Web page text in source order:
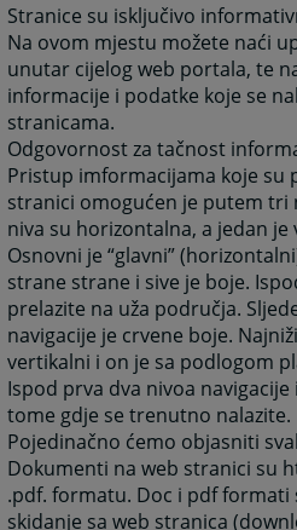
Stranice su isključivo
Na ovom mjestu možete naći
unutar cijelog web portala, te
informacije i podatke koje se
stranicama.
Odgovornost za tačnost
Pristup imformacijama koje su
stranici omogućen je putem tri
niva su horizontalna, a jedan je
Osnovni je “glavni”
strane strane i sive je boje.
prelazite na uža područja.
navigacije je crvene boje.
vertikalni i on je sa podlogom
Ispod prva dva nivoa
tome gdje se trenutno nalazite.
Pojedinačno ćemo objasniti
Dokumenti na web stranici su
.pdf. formatu. Doc i pdf formati
skidanje sa web stranica